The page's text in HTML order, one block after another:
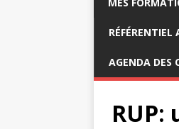
RÉFÉRENTIEL
AGENDA DES
RUP: